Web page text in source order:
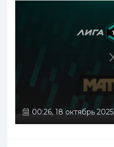
00:26, 18 октябрь 2025